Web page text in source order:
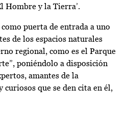
Hombre y la Tierra’.
puerta de entrada a uno
de los espacios naturales
regional, como es el Parque
poniéndolo a disposición
amantes de la
que se den cita en él,